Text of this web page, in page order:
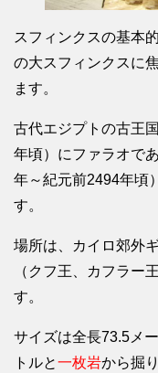
スフィンクスの基本
の大スフィンクスに
ます。
古代エジプトの古王
年頃）にファラオで
年～紀元前2494年頃
す。
場所は、カイロ郊外
（クフ王、カフラー
す。
サイズは全長73.5メ
トルと一枚岩から掘